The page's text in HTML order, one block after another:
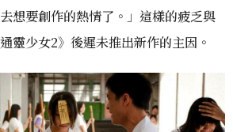
想要創作的熱情了。」這樣的疲乏與
靈少女2》後遲未推出新作的主因。